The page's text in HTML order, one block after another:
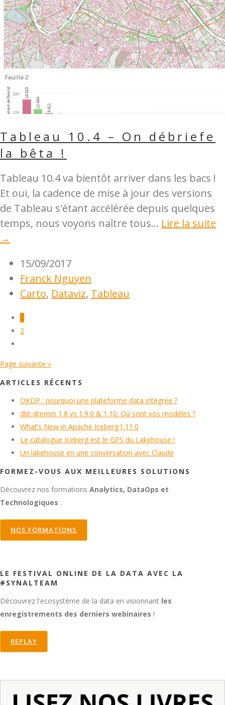
Tableau 10.4 – On débriefe
la bêta !
Tableau 10.4 va bientôt arriver dans les bacs !
Et oui, la cadence de mise à jour des versions
de Tableau s'étant accélérée depuis quelques
temps, nous voyons naître tous... Lire la suite
→
15/09/2017
Franck Nguyen
Carto, Dataviz, Tableau
2
Page suivante »
ARTICLES RÉCENTS
OKDP : pourquoi une plateforme data intégrée ?
dbt-dremio 1.8 vs 1.9.0 & 1.10: Où sont vos modèles ?
What’s New in Apache Iceberg 1.11.0
Le catalogue Iceberg est le GPS du Lakehouse !
Un lakehouse en une conversation avec Claude
FORMEZ-VOUS AUX MEILLEURES SOLUTIONS
Découvrez nos formations Analytics, DataOps et
Technologiques :
NOS FORMATIONS
LE FESTIVAL ONLINE DE LA DATA AVEC LA
#SYNALTEAM
Découvrez l'ecosystème de la data en visionnant les
enregistrements des derniers webinaires !
REPLAY